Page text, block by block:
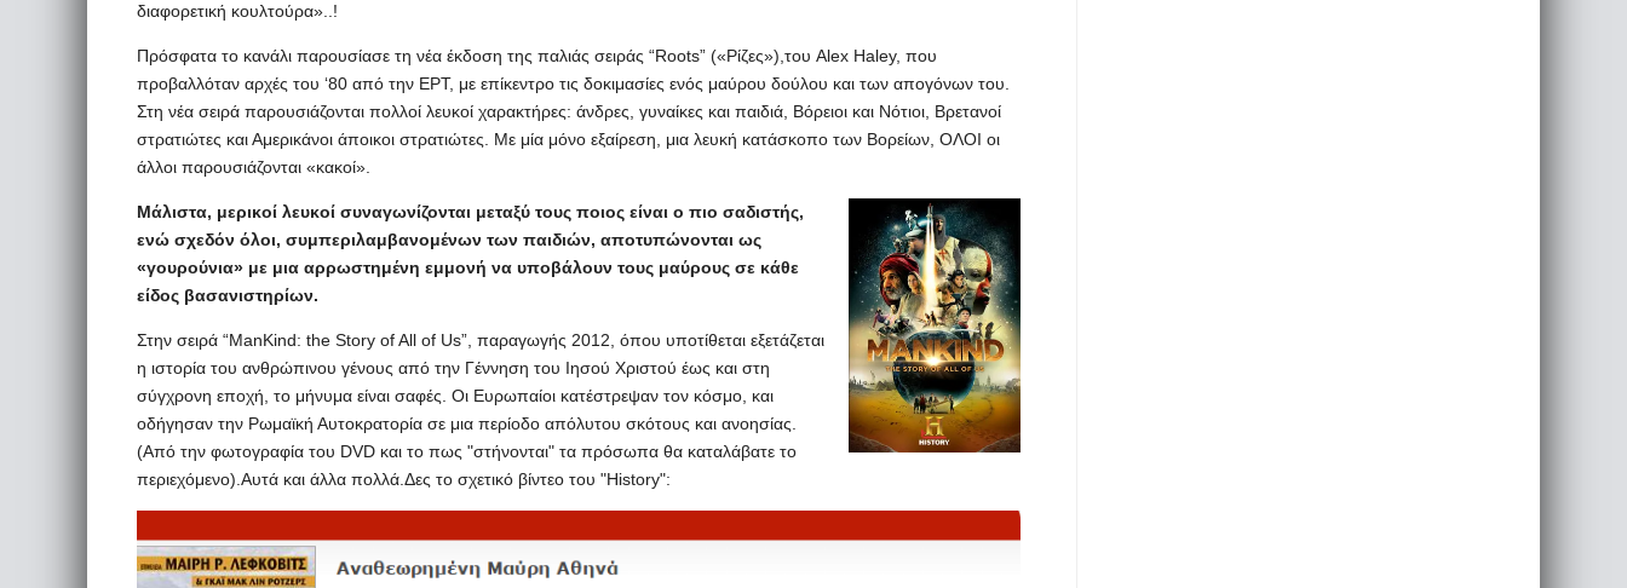
διαφορετική κουλτούρα»..!
Πρόσφατα το κανάλι παρουσίασε τη νέα έκδοση της παλιάς σειράς “Roots” («Ρίζες»),του Alex Haley, που
προβαλλόταν αρχές του ‘80 από την ΕΡΤ, με επίκεντρο τις δοκιμασίες ενός μαύρου δούλου και των απογόνων του.
Στη νέα σειρά παρουσιάζονται πολλοί λευκοί χαρακτήρες: άνδρες, γυναίκες και παιδιά, Βόρειοι και Νότιοι, Βρετανοί
στρατιώτες και Αμερικάνοι άποικοι στρατιώτες. Με μία μόνο εξαίρεση, μια λευκή κατάσκοπο των Βορείων, ΟΛΟΙ οι
άλλοι παρουσιάζονται «κακοί».
Μάλιστα, μερικοί λευκοί συναγωνίζονται μεταξύ τους ποιος είναι ο πιο σαδιστής,
ενώ σχεδόν όλοι, συμπεριλαμβανομένων των παιδιών, αποτυπώνονται ως
«γουρούνια» με μια αρρωστημένη εμμονή να υποβάλουν τους μαύρους σε κάθε
είδος βασανιστηρίων.
Στην σειρά “ManKind: the Story of All of Us”, παραγωγής 2012, όπου υποτίθεται εξετάζεται
η ιστορία του ανθρώπινου γένους από την Γέννηση του Ιησού Χριστού έως και στη
σύγχρονη εποχή, το μήνυμα είναι σαφές. Οι Ευρωπαίοι κατέστρεψαν τον κόσμο, και
οδήγησαν την Ρωμαϊκή Αυτοκρατορία σε μια περίοδο απόλυτου σκότους και ανοησίας.
(Από την φωτογραφία του DVD και το πως "στήνονται" τα πρόσωπα θα καταλάβατε το
περιεχόμενο).Αυτά και άλλα πολλά.Δες το σχετικό βίντεο του "History":